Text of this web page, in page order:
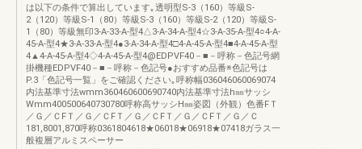
は以下の条件で算出しています｡透明型S-3（160）等級S-
2（120）等級S-1（80）等級S-3（160）等級S-2（120）等級S-
1（80）等級無印3-A-33-A-型4△3-A-34-A-型4☆3-A-35-A-型4○4-A-
45-A-型4★3-A-33-A-型4●3-A-34-A-型4□4-A-45-A-型4■4-A-45-A-型
4▲4-A-45-A-型4◇4-A-45-A-型4@EDPVF40－■－呼称－色記号網
掛機種EDPVF40－■－呼称－色記号●おすすめ品番※色記号は
P.3「色記号一覧」をご確認ください｡呼称幅036046060069074
内法基準寸法wmm360460600690740内法基準寸法h㎜サッシ
Wmm400500640730780呼称高サッシH㎜姿図（外観）色番FＴ
／Ｇ／ＣFＴ／Ｇ／ＣFＴ／Ｇ／ＣFＴ／Ｇ／ＣFＴ／Ｇ／Ｃ
181,8001,870呼称0361804618★06018★06918★07418ガラス一
般複層アルミスペーサー